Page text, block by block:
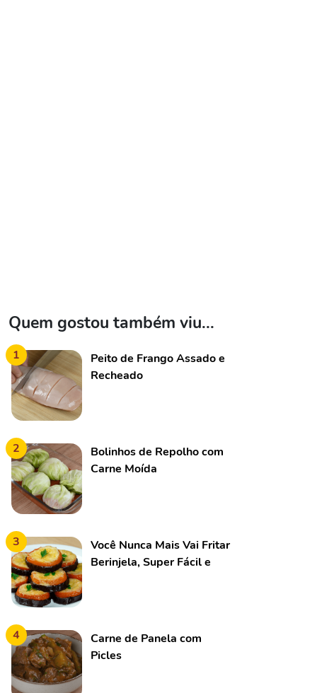
Quem gostou também viu...
1
Peito de Frango Assado e
Recheado
2
Bolinhos de Repolho com
Carne Moída
3
Você Nunca Mais Vai Fritar
Berinjela, Super Fácil e
4
Carne de Panela com
Picles